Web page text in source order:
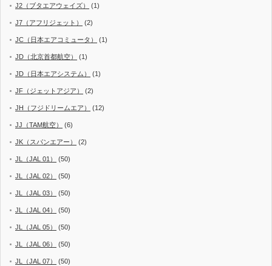
J2（ブタエアウェイズ） (1)
J7（アフリジェット） (2)
JC（日本エアコミュータ） (1)
JD（北京首都航空） (1)
JD（日本エアシステム） (1)
JF（ジェットアジア） (2)
JH（フジドリームエア） (12)
JJ（TAM航空） (6)
JK（スパンエアー） (2)
JL（JAL 01） (50)
JL（JAL 02） (50)
JL（JAL 03） (50)
JL（JAL 04） (50)
JL（JAL 05） (50)
JL（JAL 06） (50)
JL（JAL 07） (50)